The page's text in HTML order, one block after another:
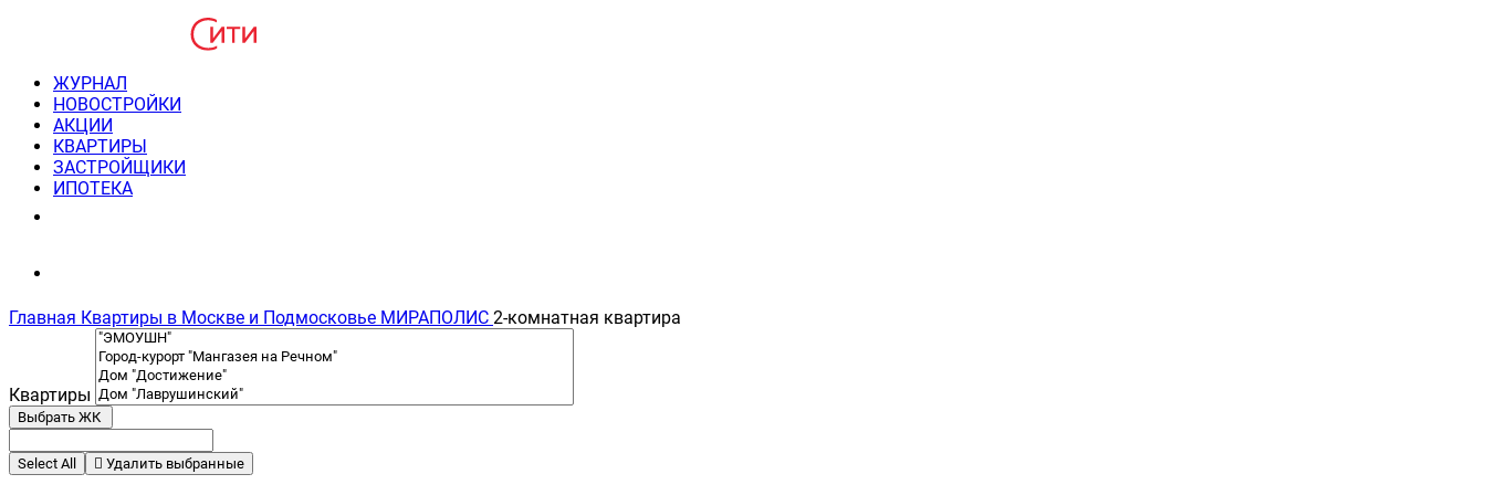
ЖУРНАЛ
НОВОСТРОЙКИ
АКЦИИ
КВАРТИРЫ
ЗАСТРОЙЩИКИ
ИПОТЕКА
Главная Квартиры в Москве и Подмосковье МИРАПОЛИС 2-комнатная квартира
Квартиры
Выбрать ЖК
Select All Удалить выбранные